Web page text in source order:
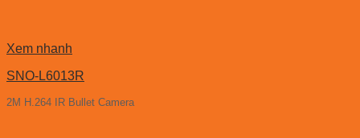
Xem nhanh
SNO-L6013R
2M H.264 IR Bullet Camera